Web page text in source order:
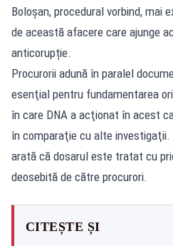
Boloșan, procedural vorbind, mai
de această afacere care ajunge
anticorupție.
Procurorii adună în paralel
esenţial pentru fundamentarea
în care DNA a acţionat în acest
în comparaţie cu alte
arată că dosarul este tratat cu
deosebită de către procurori.
CITEȘTE ȘI